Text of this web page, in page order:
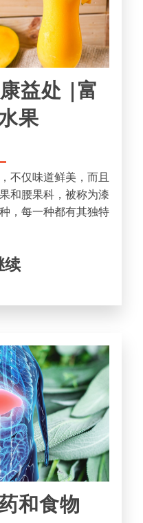
益处 |富
果
不仅味道鲜美，而且
和腰果科，被称为漆
，每一种都有其独特
续
和食物